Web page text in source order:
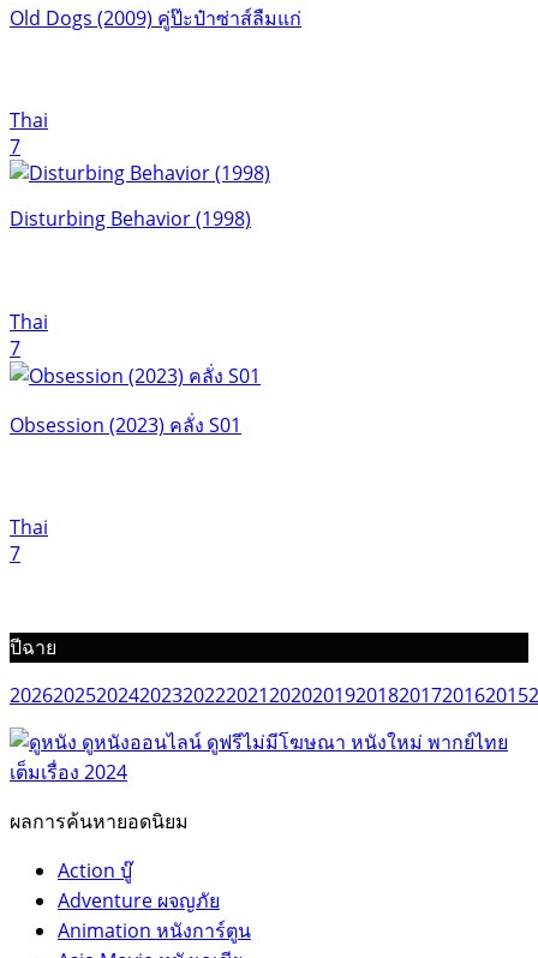
Old Dogs (2009) คู่ป๊ะป๋าซ่าส์ลืมแก่
Thai
7
Disturbing Behavior (1998)
Thai
7
Obsession (2023) คลั่ง S01
Thai
7
ปีฉาย
202620252024202320222021202020192018201720162015
ผลการค้นหายอดนิยม
Action บู๊
Adventure ผจญภัย
Animation หนังการ์ตูน